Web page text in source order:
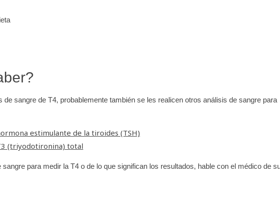
sangre de T4, probablemente también se les realicen otros análisis de sangre para
estimulante de la tiroides (TSH)
(triyodotironina) total
para medir la T4 o de lo que significan los resultados, hable con el médico de